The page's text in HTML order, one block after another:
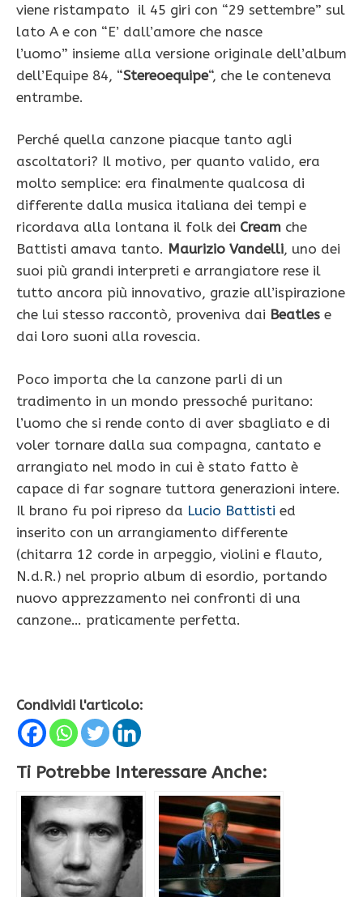
viene ristampato il 45 giri con “29 settembre” sul
lato A e con “E’ dall’amore che nasce
l’uomo” insieme alla versione originale dell’album
dell’Equipe 84, “Stereoequipe“, che le conteneva
entrambe.
Perché quella canzone piacque tanto agli
ascoltatori? Il motivo, per quanto valido, era
molto semplice: era finalmente qualcosa di
differente dalla musica italiana dei tempi e
ricordava alla lontana il folk dei Cream che
Battisti amava tanto. Maurizio Vandelli, uno dei
suoi più grandi interpreti e arrangiatore rese il
tutto ancora più innovativo, grazie all’ispirazione
che lui stesso raccontò, proveniva dai Beatles e
dai loro suoni alla rovescia.
Poco importa che la canzone parli di un
tradimento in un mondo pressoché puritano:
l’uomo che si rende conto di aver sbagliato e di
voler tornare dalla sua compagna, cantato e
arrangiato nel modo in cui è stato fatto è
capace di far sognare tuttora generazioni intere.
Il brano fu poi ripreso da Lucio Battisti ed
inserito con un arrangiamento differente
(chitarra 12 corde in arpeggio, violini e flauto,
N.d.R.) nel proprio album di esordio, portando
nuovo apprezzamento nei confronti di una
canzone… praticamente perfetta.
Condividi l'articolo:
Ti Potrebbe Interessare Anche: